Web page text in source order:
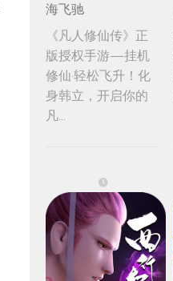
海飞驰
《凡人修仙传》正
版授权手游—挂机
修仙·轻松飞升！化
身韩立，开启你的
凡...